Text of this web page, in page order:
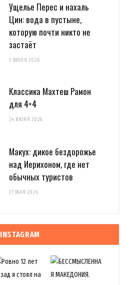
Ущелье Перес и нахаль
Цин: вода в пустыне,
которую почти никто не
застаёт
1 ИЮЛЯ 2026
Классика Махтеш Рамон
для 4×4
24 ИЮНЯ 2026
Макух: дикое бездорожье
над Иерихоном, где нет
обычных туристов
27 МАЯ 2026
INSTAGRAM